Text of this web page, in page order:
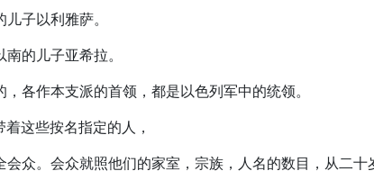
子以利雅萨。
的儿子亚希拉。
各作本支派的首领，都是以色列军中的统领。
这些按名指定的人，
会众。会众就照他们的家室，宗族，人名的数目，从二